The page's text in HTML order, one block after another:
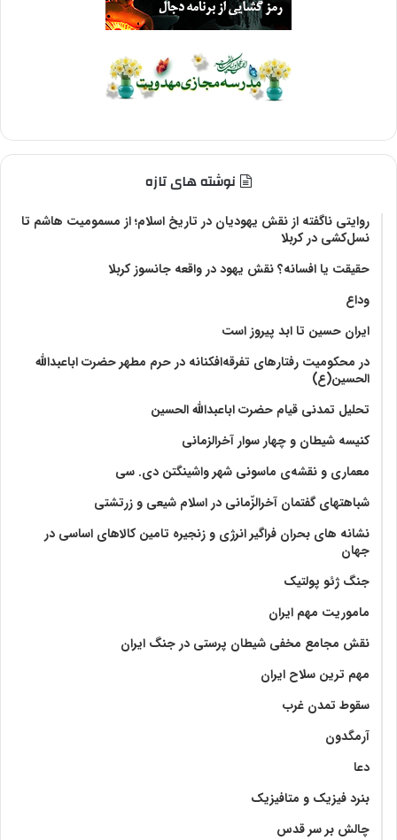
نوشته های تازه
روایتی ناگفته از نقش یهودیان در تاریخ اسلام؛ از مسمومیت هاشم تا
نسل‌کشی در کربلا
حقیقت یا افسانه؟‌ نقش یهود در واقعه جانسوز کربلا
وداع
ایران حسین تا ابد پیروز است
در محکومیت رفتارهای تفرقه‌افکنانه در حرم مطهر حضرت اباعبدالله
الحسین(ع)
تحلیل تمدنی قیام حضرت اباعبدالله الحسین
کنیسه شیطان و چهار سوار آخرالزمانی
معماری و نقشه‌ی ماسونی شهر واشينگتن دی. سی
شباهتهای گفتمان آخر‌الزّمانی در اسلام شیعی و زرتشتی
نشانه های بحران فراگیر انرژی و زنجیره تامین کالاهای اساسی در
جهان
جنگ ژئو پولتیک
ماموریت مهم ایران
نقش مجامع مخفی شیطان پرستی در جنگ ایران
مهم ترین سلاح ایران
سقوط تمدن غرب
آرمگدون
دعا
بنرد فیزیک و متافیزیک
چالش بر سر قدس